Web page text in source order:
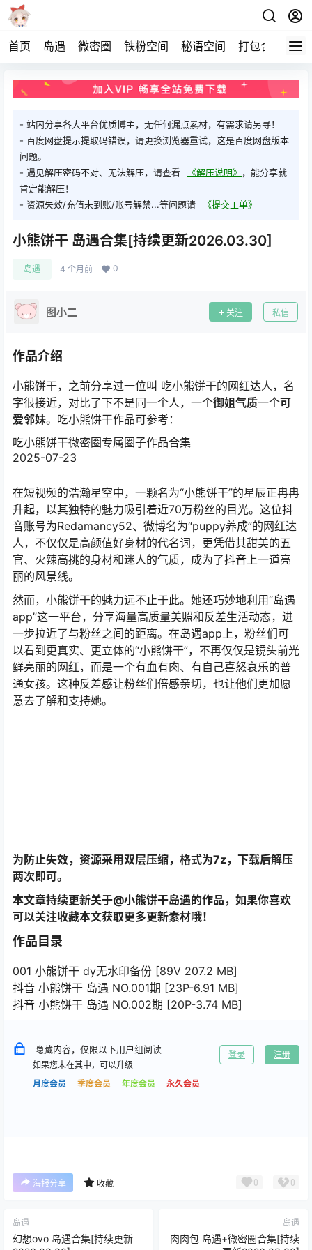
首页 岛遇 微密圈 铁粉空间 秘语空间 打包合集 关
- 站内分享各大平台优质博主，无任何漏点素材，有需求请另寻！
- 百度网盘提示提取码错误，请更换浏览器重试，这是百度网盘版本
问题。
- 遇见解压密码不对、无法解压，请查看
《解压说明》 ，能分享就
肯定能解压！
- 资源失效/充值未到账/账号解禁...等问题请
《提交工单》
小熊饼干 岛遇合集[持续更新2026.03.30]
岛遇 4 个月前 0
图小二 关注 私信
作品介绍
小熊饼干，之前分享过一位叫 吃小熊饼干的网红达人，名
字很接近，对比了下不是同一个人，一个御姐气质一个可
爱邻妹。吃小熊饼干作品可参考：
吃小熊饼干微密圈专属圈子作品合集
2025-07-23
在短视频的浩瀚星空中，一颗名为“小熊饼干”的星辰正冉冉
升起，以其独特的魅力吸引着近70万粉丝的目光。这位抖
音账号为Redamancy52、微博名为“puppy养成”的网红达
人，不仅仅是高颜值好身材的代名词，更凭借其甜美的五
官、火辣高挑的身材和迷人的气质，成为了抖音上一道亮
丽的风景线。
然而，小熊饼干的魅力远不止于此。她还巧妙地利用“岛遇
app”这一平台，分享海量高质量美照和反差生活动态，进
一步拉近了与粉丝之间的距离。在岛遇app上，粉丝们可
以看到更真实、更立体的“小熊饼干”，不再仅仅是镜头前光
鲜亮丽的网红，而是一个有血有肉、有自己喜怒哀乐的普
通女孩。这种反差感让粉丝们倍感亲切，也让他们更加愿
意去了解和支持她。
为防止失效，资源采用双层压缩，格式为7z，下载后解压
两次即可。
本文章持续更新关于@小熊饼干岛遇的作品，如果你喜欢
可以关注收藏本文获取更多更新素材哦！
作品目录
001 小熊饼干 dy无水印备份 [89V 207.2 MB]
抖音 小熊饼干 岛遇 NO.001期 [23P-6.91 MB]
抖音 小熊饼干 岛遇 NO.002期 [20P-3.74 MB]
隐藏内容，仅限以下用户组阅读
如果您未在其中，可以升级
月度会员
季度会员 年度会员 永久会员
登录 注册
海报分享 收藏 0 0
岛遇
幻想ovo 岛遇合集[持续更新
岛遇
肉肉包 岛遇+微密圈合集[持续